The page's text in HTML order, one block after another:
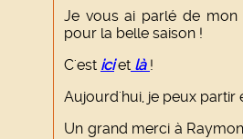
Je vous ai parlé de mon
pour la belle saison !
C'est iciet là !
Aujourd'hui, je peux partir
Un grand merci à